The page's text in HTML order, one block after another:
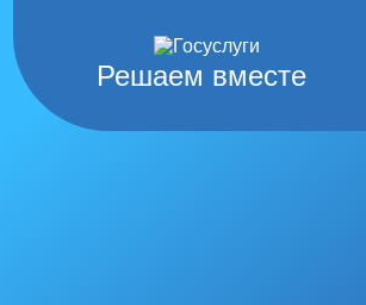
Решаем вместе